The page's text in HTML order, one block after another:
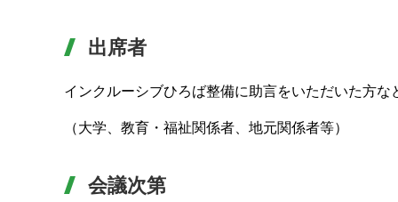
出席者
インクルーシブひろば整備に助言をいただいた方な
（大学、教育・福祉関係者、地元関係者等）
会議次第